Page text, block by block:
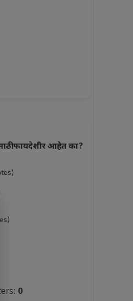
फायदेशीर आहेत का?
0